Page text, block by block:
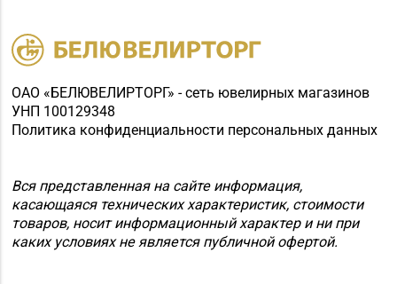
ОАО «БЕЛЮВЕЛИРТОРГ» - сеть ювелирных магазинов
УНП 100129348
Политика конфиденциальности персональных данных
Вся представленная на сайте информация,
касающаяся технических характеристик, стоимости
товаров, носит информационный характер и ни при
каких условиях не является публичной офертой.